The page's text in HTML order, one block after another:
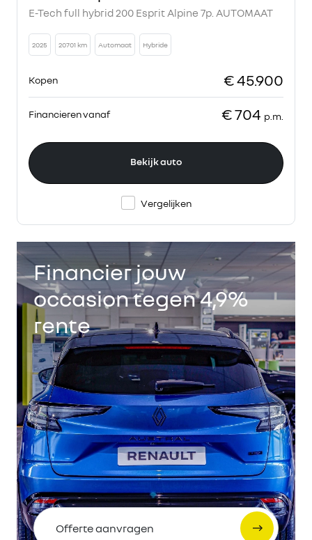
E-Tech full hybrid 200 Esprit Alpine 7p. AUTOMAAT
2025 20701 km Automaat Hybride
Kopen € 45.900
Financieren vanaf € 704 p.m.
Bekijk auto
Vergelijken
Financier jouw
occasion tegen 4,9%
rente
Offerte aanvragen